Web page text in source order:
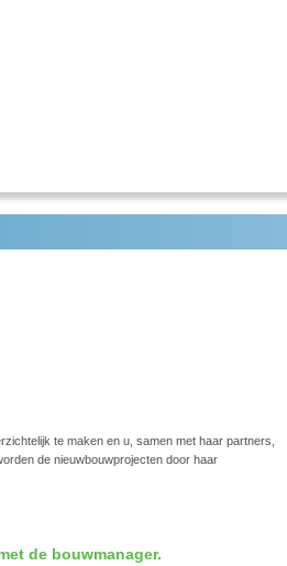
te maken en u, samen met haar partners,
de nieuwbouwprojecten door haar
de bouwmanager.